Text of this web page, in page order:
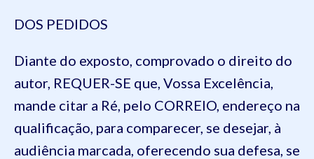
DOS PEDIDOS
Diante do exposto, comprovado o direito do
autor, REQUER-SE que, Vossa Excelência,
mande citar a Ré, pelo CORREIO, endereço na
qualificação, para comparecer, se desejar, à
audiência marcada, oferecendo sua defesa, se